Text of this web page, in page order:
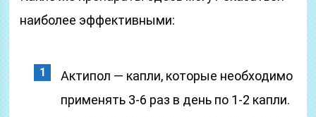
наиболее эффективными:
Актипол — капли, которые необходимо
применять 3-6 раз в день по 1-2 капли.